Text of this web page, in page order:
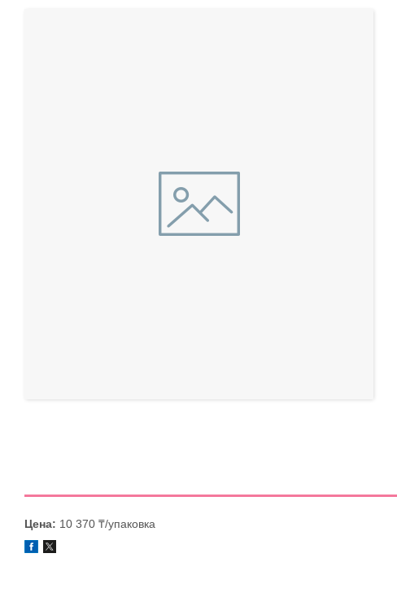
Цена: 10 370 ₸/упаковка